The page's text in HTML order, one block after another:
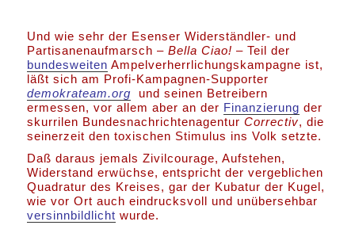
Und wie sehr der Esenser Widerständler- und
Partisanenaufmarsch –Bella Ciao! – Teil der
bundesweiten Ampelverherrlichungskampagne ist,
läßt sich am Profi-Kampagnen-Supporter
demokrateam.org und seinen Betreibern
ermessen, vor allem aber an der Finanzierung der
skurrilen BundesnachrichtenagenturCorrectiv, die
seinerzeit den toxischen Stimulus ins Volk setzte.
Daß daraus jemals Zivilcourage, Aufstehen,
Widerstand erwüchse, entspricht der vergeblichen
Quadratur des Kreises, gar der Kubatur der Kugel,
wie vor Ort auch eindrucksvoll und unübersehbar
versinnbildlicht wurde.